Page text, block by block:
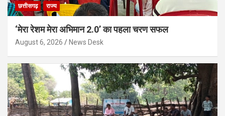
छत्तीसगढ़ राज्य
‘मेरा रेशम मेरा अभिमान 2.0’ का पहला चरण सफल
August 6, 2026 News Desk